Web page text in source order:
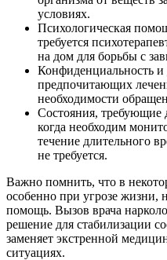
условиях.
Психологическая
требуется
на дом для борьбы с
Конфиденциальность
предпочитающих
необходимости
Состояния,
когда необходим
течение длительного
не требуется.
Важно помнить, что в
особенно при угрозе жизни,
помощь. Вызов врача
решение для стабилизации
заменяет экстренной
ситуациях.